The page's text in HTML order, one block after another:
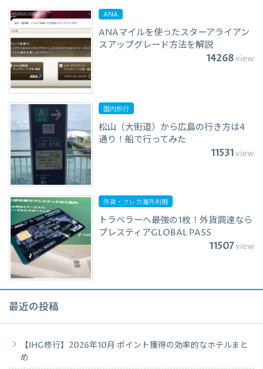
ANA
ANAマイルを使ったスターアライアン
スアップグレード方法を解説
14268view
国内旅行
松山（大街道）から広島の行き方は4
通り！船で行ってみた
11531view
外貨・クレカ海外利用
トラベラーへ最強の1枚！外貨調達なら
プレスティアGLOBAL PASS
11507view
最近の投稿
【IHG修行】2026年10月 ポイント獲得の効率的なホテルまと
め